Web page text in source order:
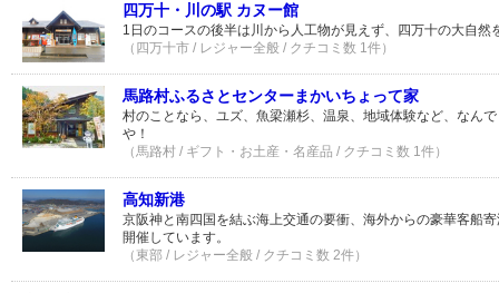
四万十・川の駅 カヌー館
1日のコースの後半は川から人工物が見えず、四万十の大自然
（四万十市 / レジャー全般 / クチコミ数 1件）
馬路村ふるさとセンターまかいちょって家
村のことなら、ユズ、魚梁瀬杉、温泉、地域体験など、なん
や！
（馬路村 / ギフト・お土産・名産品 / クチコミ数 1件）
高知新港
京阪神と南四国を結ぶ海上交通の要衝、海外からの豪華客船
開催しています。
（東部 / レジャー全般 / クチコミ数 2件）